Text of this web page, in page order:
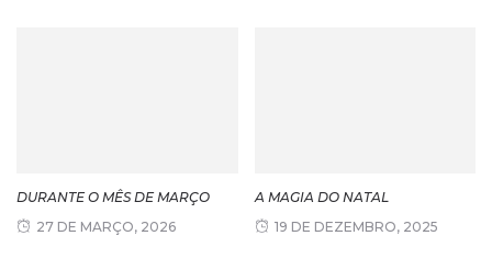
DURANTE O MÊS DE MARÇO
27 DE MARÇO, 2026
A MAGIA DO NATAL
19 DE DEZEMBRO, 2025